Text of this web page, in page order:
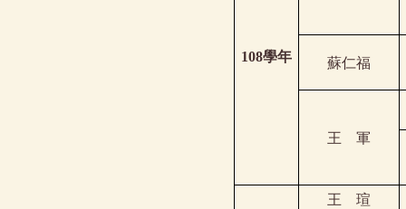
108學年 蘇仁福
王 軍
王 瑄